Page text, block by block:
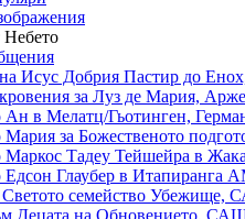
Исус Добрия Пастир до
за Луз де Мария,
в Мелатц/Гьотинген,
за Божественото
Тадеу Тейшейра в
Глаубер в Итапиранга
Светото семейство Убежище,
Децата на Обновението,